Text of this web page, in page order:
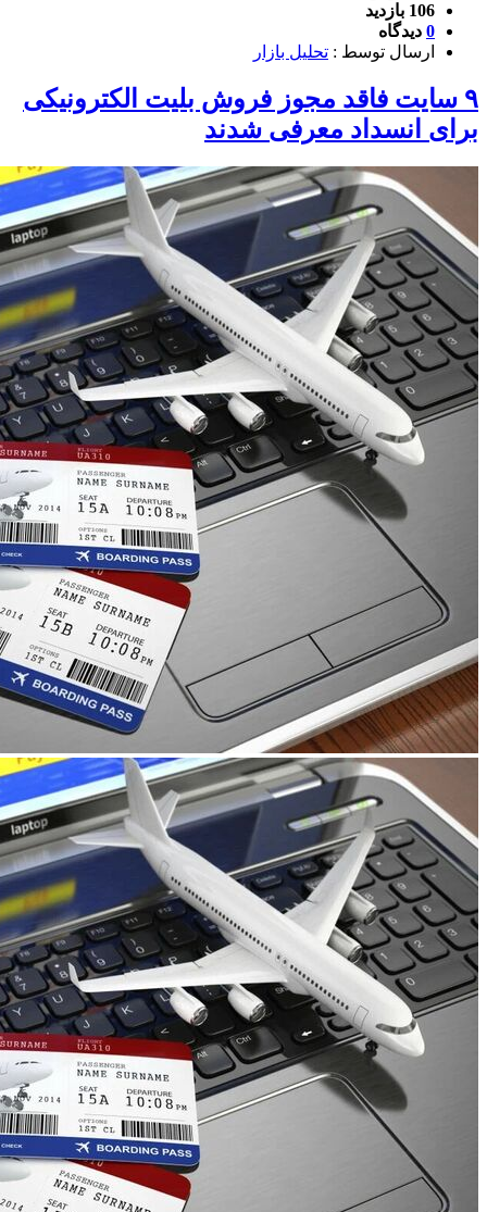
106 بازدید
0 دیدگاه
ارسال توسط : تحلیل بازار
۹ سایت فاقد مجوز فروش بلیت الکترونیکی
برای انسداد معرفی شدند